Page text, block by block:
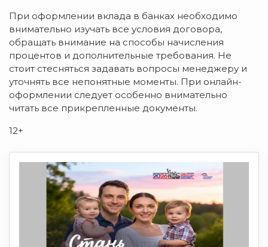
При оформлении вклада в банках необходимо
внимательно изучать все условия договора,
обращать внимание на способы начисления
процентов и дополнительные требования. Не
стоит стесняться задавать вопросы менеджеру и
уточнять все непонятные моменты. При онлайн-
оформлении следует особенно внимательно
читать все прикрепленные документы.
12+